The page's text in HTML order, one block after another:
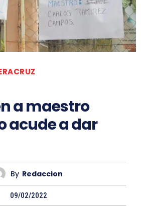
a maestro
acude a dar
By Redaccion
09/02/2022